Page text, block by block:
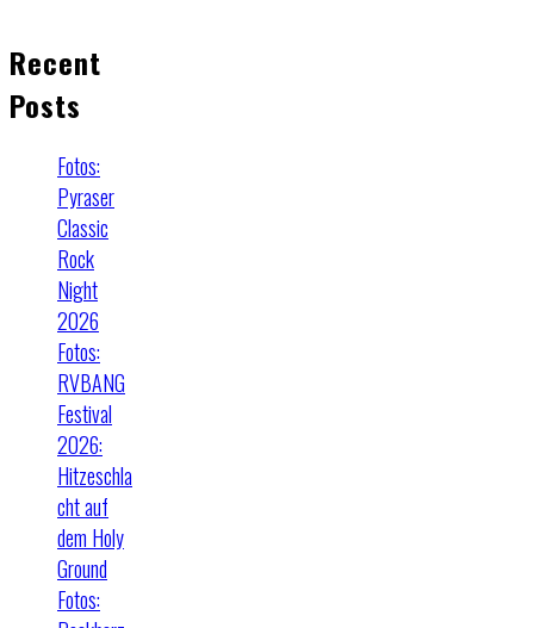
Recent
Posts
Fotos:
Pyraser
Classic
Rock
Night
2026
Fotos:
RVBANG
Festival
2026:
Hitzeschla
cht auf
dem Holy
Ground
Fotos: